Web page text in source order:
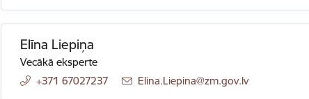
Elīna Liepiņa
Vecākā eksperte
+371 67027237
E-pasts:
Elina.Liepina@zm.gov.lv